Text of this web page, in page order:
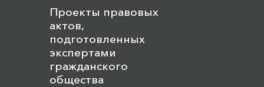
Проекты правовых
актов,
подготовленных
экспертами
гражданского
общества